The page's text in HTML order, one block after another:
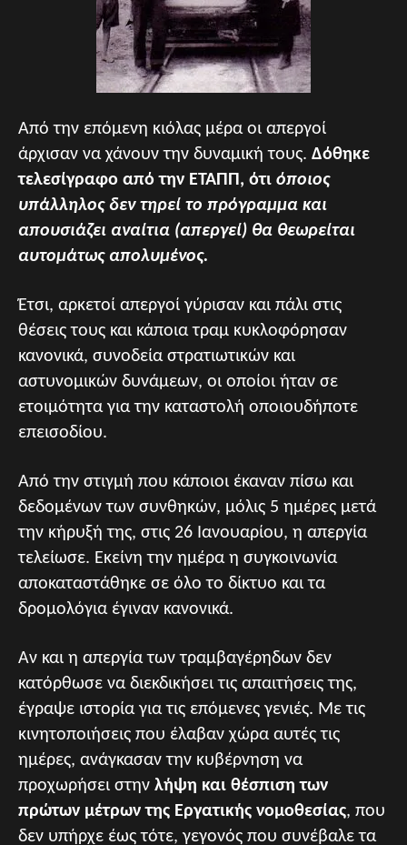
Από την επόμενη κιόλας μέρα οι απεργοί
άρχισαν να χάνουν την δυναμική τους. Δόθηκε
τελεσίγραφο από την ETAΠΠ, ότι όποιος
υπάλληλος δεν τηρεί το πρόγραμμα και
απουσιάζει αναίτια (απεργεί) θα θεωρείται
αυτομάτως απολυμένος.
Έτσι, αρκετοί απεργοί γύρισαν και πάλι στις
θέσεις τους και κάποια τραμ κυκλοφόρησαν
κανονικά, συνοδεία στρατιωτικών και
αστυνομικών δυνάμεων, οι οποίοι ήταν σε
ετοιμότητα για την καταστολή οποιουδήποτε
επεισοδίου.
Από την στιγμή που κάποιοι έκαναν πίσω και
δεδομένων των συνθηκών, μόλις 5 ημέρες μετά
την κήρυξή της, στις 26 Ιανουαρίου, η απεργία
τελείωσε. Εκείνη την ημέρα η συγκοινωνία
αποκαταστάθηκε σε όλο το δίκτυο και τα
δρομολόγια έγιναν κανονικά.
Αν και η απεργία των τραμβαγέρηδων δεν
κατόρθωσε να διεκδικήσει τις απαιτήσεις της,
έγραψε ιστορία για τις επόμενες γενιές. Με τις
κινητοποιήσεις που έλαβαν χώρα αυτές τις
ημέρες, ανάγκασαν την κυβέρνηση να
προχωρήσει στην λήψη και θέσπιση των
πρώτων μέτρων της Εργατικής νομοθεσίας, που
δεν υπήρχε έως τότε, γεγονός που συνέβαλε τα